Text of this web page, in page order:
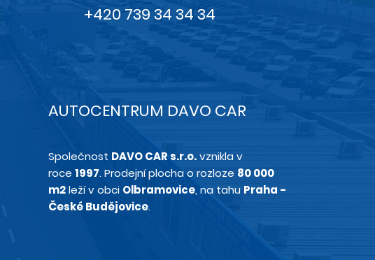
+420 739 34 34 34
AUTOCENTRUM DAVO CAR
Společnost DAVO CAR s.r.o.vznikla v
roce 1997. Prodejní plocha o rozloze 80 000
m2leží v obci Olbramovice, na tahu Praha -
České Budějovice.